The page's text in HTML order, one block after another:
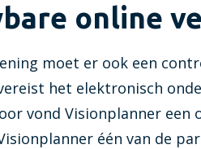
online
moet er ook een
het elektronisch
vond Visionplanner een
één van de